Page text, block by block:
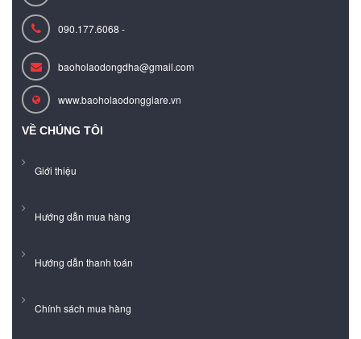
090.177.6068 -
baoholaodongdha@gmail.com
www.baoholaodonggiare.vn
VỀ CHÚNG TÔI
Giới thiệu
Hướng dẫn mua hàng
Hướng dẫn thanh toán
Chính sách mua hàng